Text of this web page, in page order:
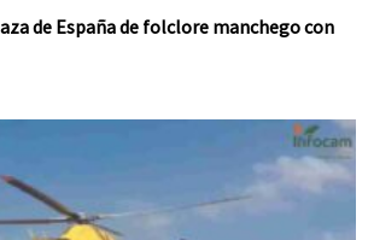
de España de folclore manchego con